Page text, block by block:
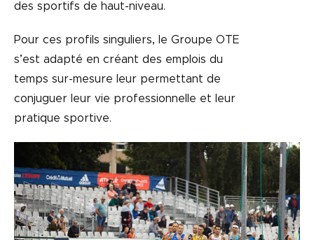
des sportifs de haut-niveau.
Pour ces profils singuliers, le Groupe OTE
s’est adapté en créant des emplois du
temps sur-mesure leur permettant de
conjuguer leur vie professionnelle et leur
pratique sportive.